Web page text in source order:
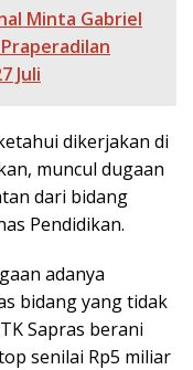
Minta Gabriel
Juli
dikerjakan di
muncul dugaan
dari bidang
Pendidikan.
adanya
bidang yang tidak
Sapras berani
senilai Rp5 miliar